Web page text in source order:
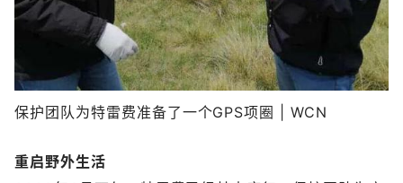
保护团队为特雷费准备了一个GPS项圈 | WCN
重启野外生活